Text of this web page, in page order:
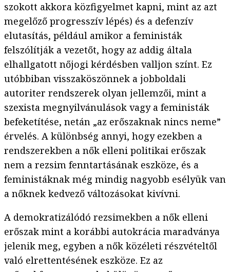
szokott akkora közfigyelmet kapni, mint az azt
megelőző progresszív lépés) és a defenzív
elutasítás, például amikor a feministák
felszólítják a vezetőt, hogy az addig általa
elhallgatott nőjogi kérdésben valljon színt. Ez
utóbbiban visszaköszönnek a jobboldali
autoriter rendszerek olyan jellemzői, mint a
szexista megnyilvánulások vagy a feministák
befeketítése, netán „az erőszaknak nincs neme”
érvelés. A különbség annyi, hogy ezekben a
rendszerekben a nők elleni politikai erőszak
nem a rezsim fenntartásának eszköze, és a
feministáknak még mindig nagyobb esélyük van
a nőknek kedvező változásokat kivívni.
A demokratizálódó rezsimekben a nők elleni
erőszak mint a korábbi autokrácia maradványa
jelenik meg, egyben a nők közéleti részvételtől
való elrettentésének eszköze. Ez az